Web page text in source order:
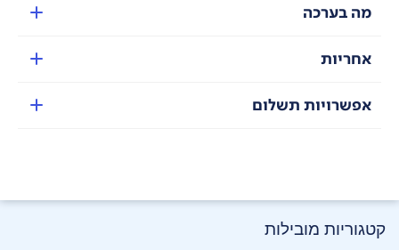
עיצוב שקוף ומרשים
המציגים את הרכיבים הפנימיים מסודרים במדויק למראה
מה בערכה
אחריות
אפשרויות תשלום
קטגוריות מובילות